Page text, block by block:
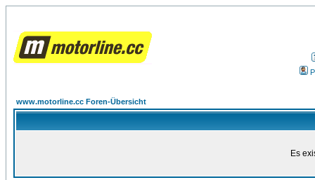
www.motorline.cc Foren-Übersicht
Es